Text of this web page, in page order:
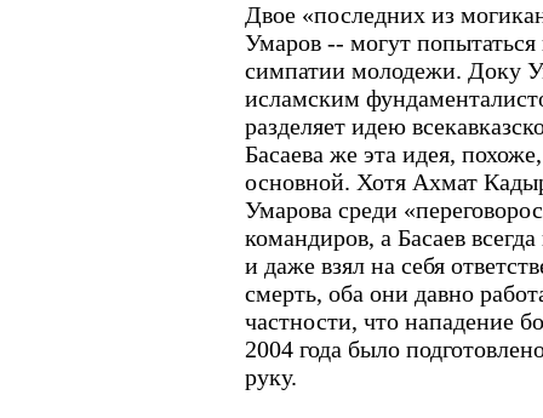
Двое «последних из
Умаров -- могут попытаться
симпатии молодежи. Доку
исламским
разделяет идею
Басаева же эта идея,
основной. Хотя Ахмат
Умарова среди
командиров, а Басаев
и даже взял на себя
смерть, оба они давно
частности, что нападение
2004 года было
руку.